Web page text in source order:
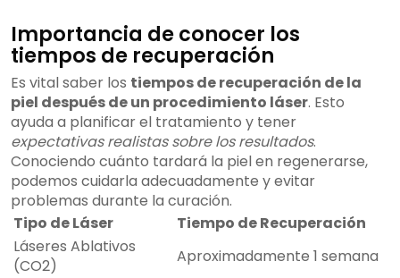
Importancia de conocer los
tiempos de recuperación
Es vital saber los tiempos de recuperación de la
piel después de un procedimiento láser. Esto
ayuda a planificar el tratamiento y tener
expectativas realistas sobre los resultados.
Conociendo cuánto tardará la piel en regenerarse,
podemos cuidarla adecuadamente y evitar
problemas durante la curación.
Tipo de Láser
Tiempo de Recuperación
Láseres Ablativos
(CO2)
Aproximadamente 1 semana